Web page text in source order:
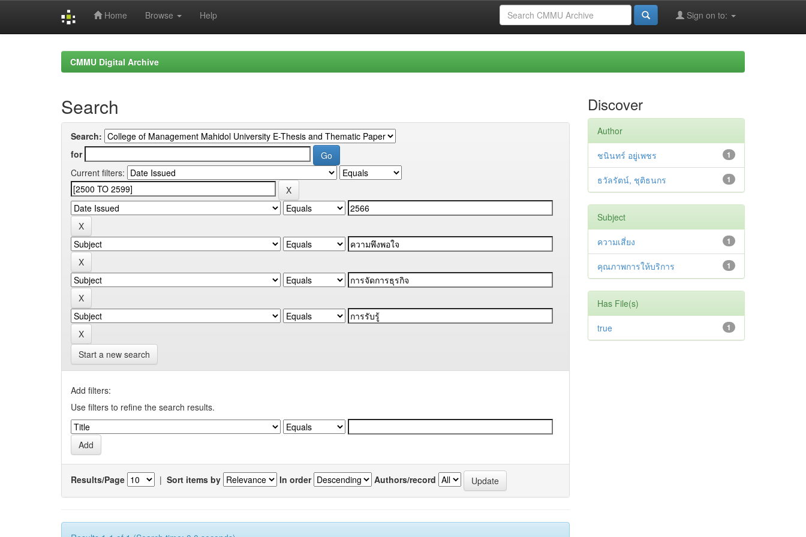
Home Browse Help Sign on to:
CMMU Digital Archive
Search
Search:
for
Current filters:
Start a new search
Add filters:
Use filters to refine the search results.
Results/Page | Sort items by In order Authors/record
Discover
Author
1
ชนินทร์ อยู่เพชร
1
ธวัลรัตน์, ชุติธนกร
Subject
1
ความเสี่ยง
1
คุณภาพการให้บริการ
Has File(s)
1
true